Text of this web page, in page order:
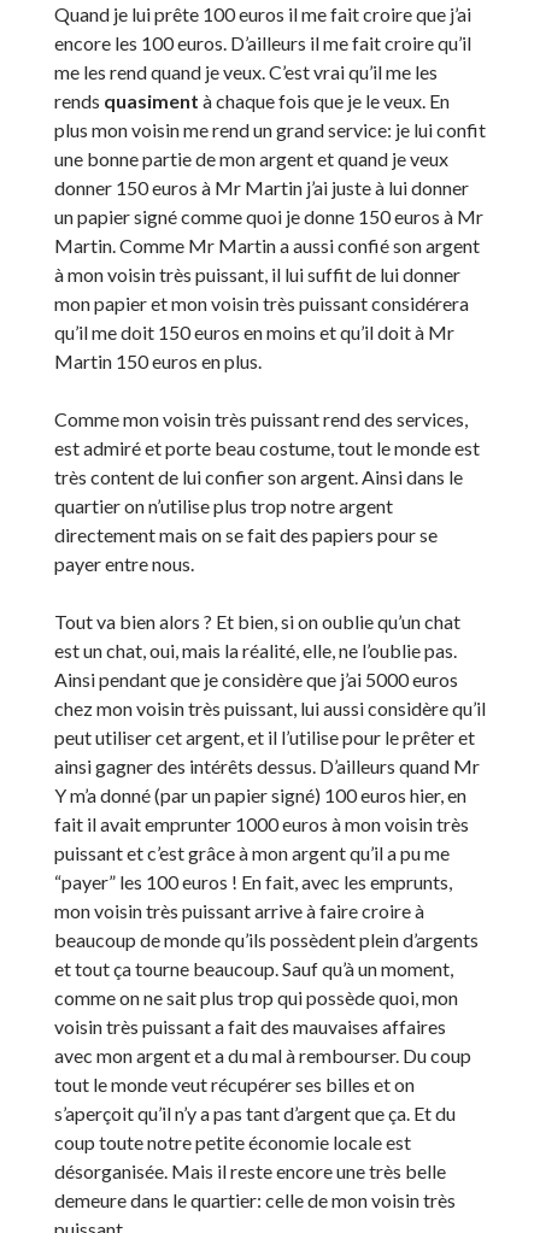
Quand je lui prête 100 euros il me fait croire que j’ai
encore les 100 euros. D’ailleurs il me fait croire qu’il
me les rend quand je veux. C’est vrai qu’il me les
rends quasiment à chaque fois que je le veux. En
plus mon voisin me rend un grand service: je lui confit
une bonne partie de mon argent et quand je veux
donner 150 euros à Mr Martin j’ai juste à lui donner
un papier signé comme quoi je donne 150 euros à Mr
Martin. Comme Mr Martin a aussi confié son argent
à mon voisin très puissant, il lui suffit de lui donner
mon papier et mon voisin très puissant considérera
qu’il me doit 150 euros en moins et qu’il doit à Mr
Martin 150 euros en plus.
Comme mon voisin très puissant rend des services,
est admiré et porte beau costume, tout le monde est
très content de lui confier son argent. Ainsi dans le
quartier on n’utilise plus trop notre argent
directement mais on se fait des papiers pour se
payer entre nous.
Tout va bien alors ? Et bien, si on oublie qu’un chat
est un chat, oui, mais la réalité, elle, ne l’oublie pas.
Ainsi pendant que je considère que j’ai 5000 euros
chez mon voisin très puissant, lui aussi considère qu’il
peut utiliser cet argent, et il l’utilise pour le prêter et
ainsi gagner des intérêts dessus. D’ailleurs quand Mr
Y m’a donné (par un papier signé) 100 euros hier, en
fait il avait emprunter 1000 euros à mon voisin très
puissant et c’est grâce à mon argent qu’il a pu me
“payer” les 100 euros ! En fait, avec les emprunts,
mon voisin très puissant arrive à faire croire à
beaucoup de monde qu’ils possèdent plein d’argents
et tout ça tourne beaucoup. Sauf qu’à un moment,
comme on ne sait plus trop qui possède quoi, mon
voisin très puissant a fait des mauvaises affaires
avec mon argent et a du mal à rembourser. Du coup
tout le monde veut récupérer ses billes et on
s’aperçoit qu’il n’y a pas tant d’argent que ça. Et du
coup toute notre petite économie locale est
désorganisée. Mais il reste encore une très belle
demeure dans le quartier: celle de mon voisin très